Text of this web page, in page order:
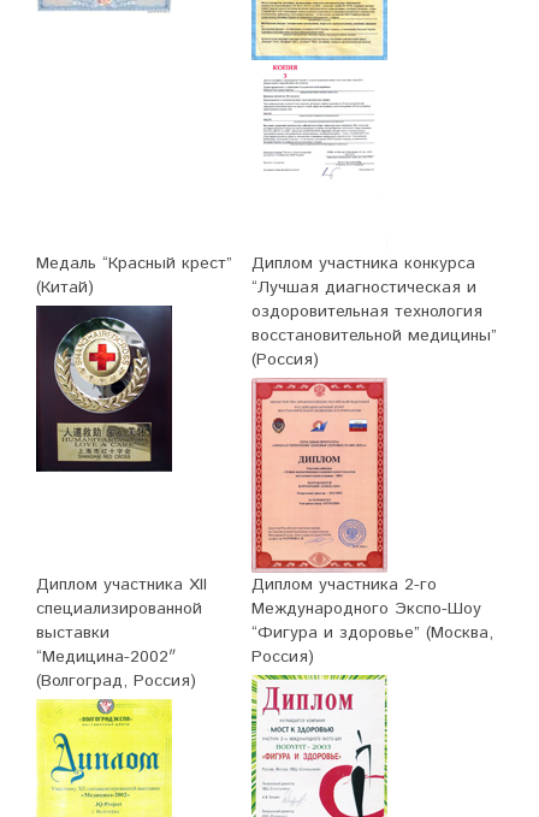
Медаль “Краcный крест”
(Китай)
Диплом участника конкурса
“Лучшая диагностическая и
оздоровительная технология
восстановительной медицины”
(Россия)
Диплом участника XII
специализированной
выставки
“Медицина-2002″
(Волгоград, Россия)
Диплом участника 2-го
Международного Экспо-Шоу
“Фигура и здоровье” (Москва,
Россия)